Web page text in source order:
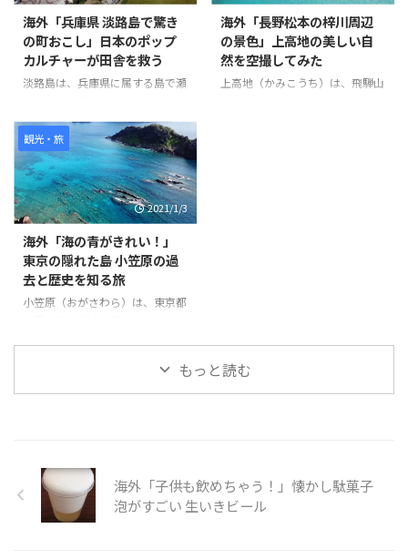
を通り抜けています。 また、途
中で可愛らしい猫も登場します。
ビデオの最後にはJR大井町西口
に到着しています。 このビデオ
を通じて、大井町の様々な場所や
世界の反応
海外「兵庫県 淡路島で驚き
の町おこし」日本のポップ
カルチャーが田舎を救う
淡路島は、兵庫県に属する島で瀬
県明石市にかかる世界最長のつり
橋「明石海峡大橋」を車やバスを
使って渡る。そこには畑がある素
朴な風景に、突如ハローキティー
ショーボックスが出現するのだ。
ハローキティーショーボックス
は、ショーを見ながら食事を楽し
むことができる空間で、ここでは
ビーガン料理が頂ける。他にもこ
こ淡路島には、人気キャラクター
とコラボした空間が存在してい
が田舎を救う」の様子を見てみま
...
海外「長野松本の梓川周辺
の景色」上高地の美しい自
然を空撮してみた
上高地（かみこうち）は、飛騨山
観光・旅
2021/1/3
海外「海の青がきれい！」
東京の隠れた島 小笠原の過
去と歴史を知る旅
小笠原（おがさわら）は、東京都
る。たくさんある島の中で人が住
んでいるのは母島、父島で、フェ
ガイドをつける必要がある。今回
の旅は、小笠原の歴史についても
触れている。また、自然保護のた
め、靴についた砂や種を落とす必
もっと読む
海外「子供も飲めちゃう！」懐かし駄菓子
泡がすごい 生いきビール